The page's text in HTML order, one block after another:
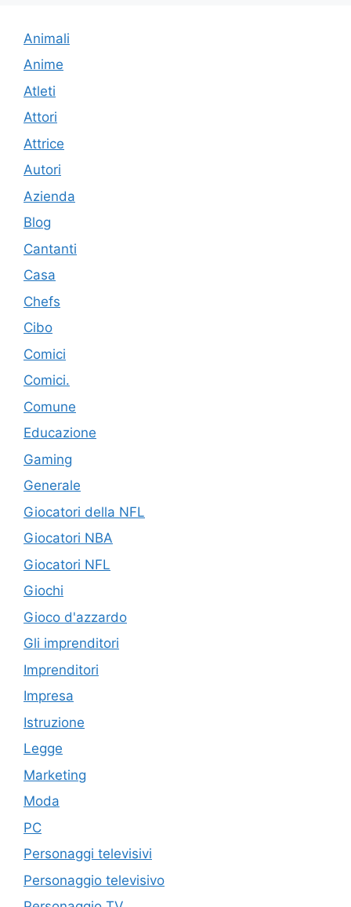
Animali
Anime
Atleti
Attori
Attrice
Autori
Azienda
Blog
Cantanti
Casa
Chefs
Cibo
Comici
Comici.
Comune
Educazione
Gaming
Generale
Giocatori della NFL
Giocatori NBA
Giocatori NFL
Giochi
Gioco d'azzardo
Gli imprenditori
Imprenditori
Impresa
Istruzione
Legge
Marketing
Moda
PC
Personaggi televisivi
Personaggio televisivo